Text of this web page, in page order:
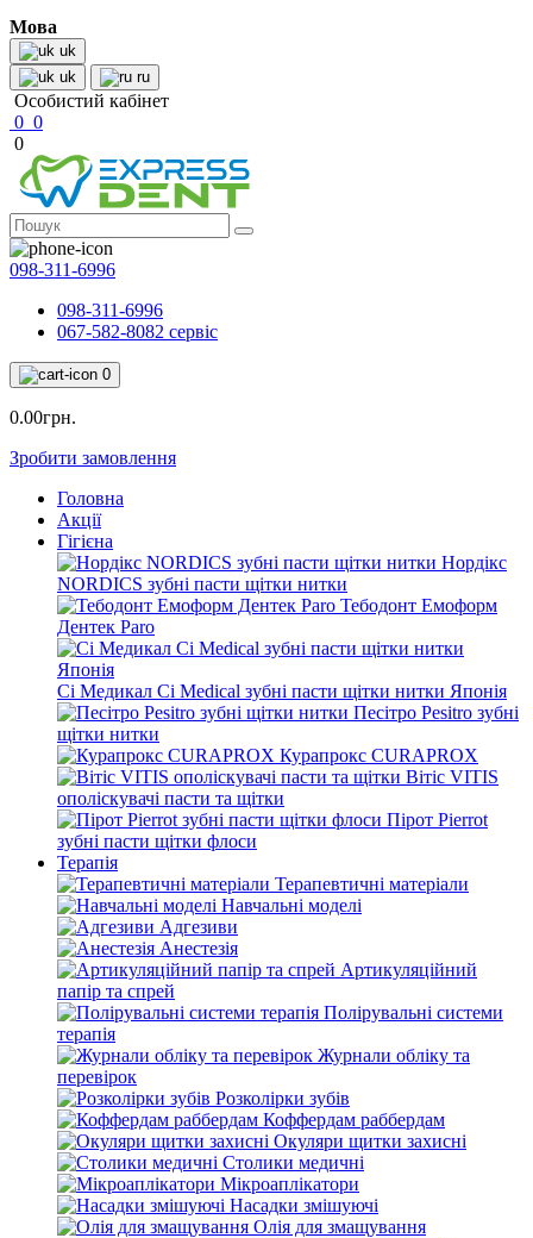
Мова
uk
uk
ru
Особистий кабінет
0 0
0
098-311-6996
098-311-6996
067-582-8082 сервіс
0
0.00грн.
Зробити замовлення
Головна
Акції
Гігієна
Нордікс
NORDICS зубні пасти щітки нитки
Тебодонт Емоформ
Дентек Paro
Сі Медикал Ci Medical зубні пасти щітки нитки Японія
Песітро Pesitro зубні
щітки нитки
Курапрокс CURAPROX
Вітіс VITIS
ополіскувачі пасти та щітки
Пірот Pierrot
зубні пасти щітки флоси
Терапія
Терапевтичні матеріали
Навчальні моделі
Адгезиви
Анестезія
Артикуляційний
папір та спрей
Полірувальні системи
терапія
Журнали обліку та
перевірок
Розколірки зубів
Коффердам раббердам
Окуляри щитки захисні
Столики медичні
Мікроаплікатори
Насадки змішуючі
Олія для змащування